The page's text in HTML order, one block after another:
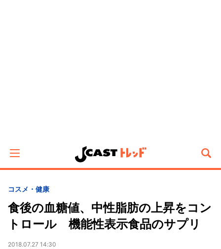
コスメ・健康
食後の血糖値、中性脂肪の上昇をコン
トロール 機能性表示食品のサプリ
2018.07.27 14:30